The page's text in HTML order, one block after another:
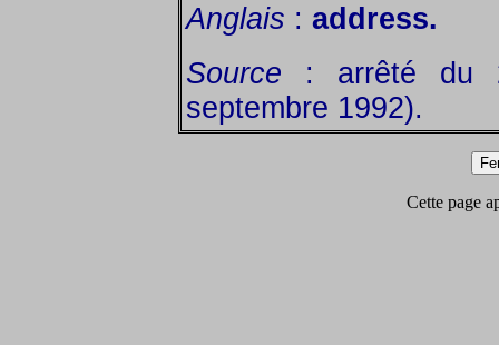
Anglais : address.
Source : arrêté du
septembre 1992).
Cette page